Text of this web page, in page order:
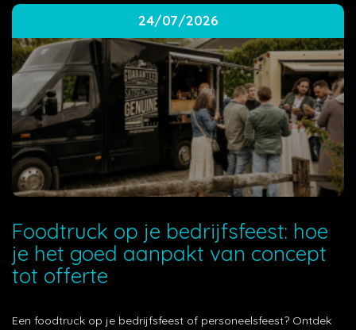
24/07/2026
Foodtruck op je bedrijfsfeest: hoe
je het goed aanpakt van concept
tot offerte
Een foodtruck op je bedrijfsfeest of personeelsfeest? Ontdek